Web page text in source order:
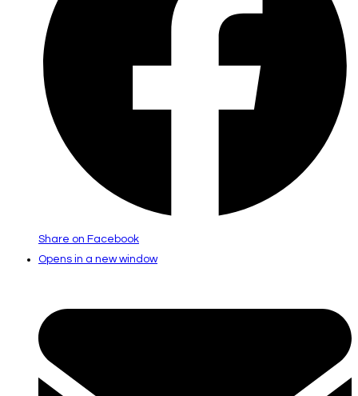
Share on Facebook
Opens in a new window